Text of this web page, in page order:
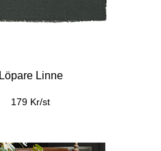
Löpare Linne
179 Kr/st